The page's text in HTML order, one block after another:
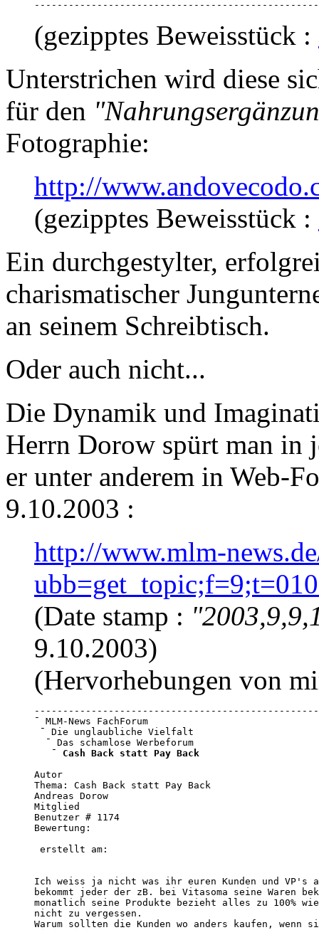
(gezipptes Beweisstück :
Unterstrichen wird diese
für den
Fotographie:
http://
(gezipptes Beweisstück :
Ein durchgestylter,
charismatischer
an seinem Schreibtisch.
Oder auch nicht...
Die Dynamik und
Herrn Dorow spürt man in
er unter anderem in Web-
9.10.2003 :
http://www.mlm-
(Date stamp :
9.10.2003)
(Hervorhebungen von
¯ MLM-News FachForum
¯ Die unglaubliche Vielfalt
  ¯ Das schamlose Werbeforum
   ¯
Cash Back statt Pay Back
Autor
Thema: Cash Back statt Pay Back
Andreas Dorow
Mitglied
Benutzer # 1174
Bewertung:
erstellt am:
Ich weiss ja nicht was ihr euren Kunden und
bekommt jeder der zB. bei Vitasoma seine Waren
monatlich seine Produkte bezieht alles zu 100%
nicht zu vergessen.
Warum sollten die Kunden wo anders kaufen,